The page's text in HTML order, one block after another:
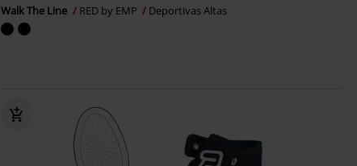
Walk The Line RED by EMP Deportivas Altas